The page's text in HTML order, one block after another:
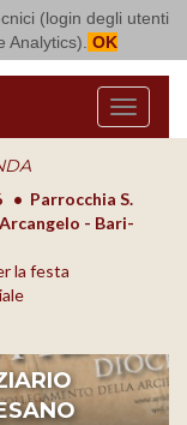
(login degli utenti
OK
Menu
Parrocchia S.
- Bari-
la festa